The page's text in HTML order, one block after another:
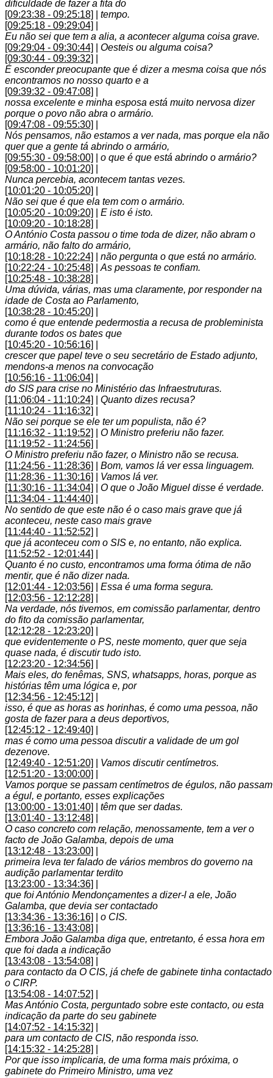
dificuldade de fazer a fita do
[09:23:38 - 09:25:18]
tempo.
[09:25:18 - 09:29:04]
Eu não sei que tem a alia, a acontecer alguma coisa grave.
[09:29:04 - 09:30:44]
Oesteis ou alguma coisa?
[09:30:44 - 09:39:32]
É esconder preocupante que é dizer a mesma coisa que nós
encontramos no nosso quarto e a
[09:39:32 - 09:47:08]
nossa excelente e minha esposa está muito nervosa dizer
porque o povo não abra o armário.
[09:47:08 - 09:55:30]
Nós pensamos, não estamos a ver nada, mas porque ela não
quer que a gente tá abrindo o armário,
[09:55:30 - 09:58:00]
o que é que está abrindo o armário?
[09:58:00 - 10:01:20]
Nunca percebia, acontecem tantas vezes.
[10:01:20 - 10:05:20]
Não sei que é que ela tem com o armário.
[10:05:20 - 10:09:20]
E isto é isto.
[10:09:20 - 10:18:28]
O António Costa passou o time toda de dizer, não abram o
armário, não falto do armário,
[10:18:28 - 10:22:24]
não pergunta o que está no armário.
[10:22:24 - 10:25:48]
As pessoas te confiam.
[10:25:48 - 10:38:28]
Uma dúvida, várias, mas uma claramente, por responder na
idade de Costa ao Parlamento,
[10:38:28 - 10:45:20]
como é que entende pedermostia a recusa de probleminista
durante todos os bates que
[10:45:20 - 10:56:16]
crescer que papel teve o seu secretário de Estado adjunto,
mendons-a menos na convocação
[10:56:16 - 11:06:04]
do SIS para crise no Ministério das Infraestruturas.
[11:06:04 - 11:10:24]
Quanto dizes recusa?
[11:10:24 - 11:16:32]
Não sei porque se ele ter um populista, não é?
[11:16:32 - 11:19:52]
O Ministro preferiu não fazer.
[11:19:52 - 11:24:56]
O Ministro preferiu não fazer, o Ministro não se recusa.
[11:24:56 - 11:28:36]
Bom, vamos lá ver essa linguagem.
[11:28:36 - 11:30:16]
Vamos lá ver.
[11:30:16 - 11:34:04]
O que o João Miguel disse é verdade.
[11:34:04 - 11:44:40]
No sentido de que este não é o caso mais grave que já
aconteceu, neste caso mais grave
[11:44:40 - 11:52:52]
que já aconteceu com o SIS e, no entanto, não explica.
[11:52:52 - 12:01:44]
Quanto é no custo, encontramos uma forma ótima de não
mentir, que é não dizer nada.
[12:01:44 - 12:03:56]
Essa é uma forma segura.
[12:03:56 - 12:12:28]
Na verdade, nós tivemos, em comissão parlamentar, dentro
do fito da comissão parlamentar,
[12:12:28 - 12:23:20]
que evidentemente o PS, neste momento, quer que seja
quase nada, é discutir tudo isto.
[12:23:20 - 12:34:56]
Mais eles, do fenêmas, SNS, whatsapps, horas, porque as
histórias têm uma lógica e, por
[12:34:56 - 12:45:12]
isso, é que as horas as horinhas, é como uma pessoa, não
gosta de fazer para a deus deportivos,
[12:45:12 - 12:49:40]
mas é como uma pessoa discutir a validade de um gol
dezenove.
[12:49:40 - 12:51:20]
Vamos discutir centímetros.
[12:51:20 - 13:00:00]
Vamos porque se passam centímetros de égulos, não passam
a égul, e portanto, esses explicações
[13:00:00 - 13:01:40]
têm que ser dadas.
[13:01:40 - 13:12:48]
O caso concreto com relação, menossamente, tem a ver o
facto de João Galamba, depois de uma
[13:12:48 - 13:23:00]
primeira leva ter falado de vários membros do governo na
audição parlamentar terdito
[13:23:00 - 13:34:36]
que foi António Mendonçamentes a dizer-l a ele, João
Galamba, que devia ser contactado
[13:34:36 - 13:36:16]
o CIS.
[13:36:16 - 13:43:08]
Embora João Galamba diga que, entretanto, é essa hora em
que foi dada a indicação
[13:43:08 - 13:54:08]
para contacto da O CIS, já chefe de gabinete tinha contactado
o CIRP.
[13:54:08 - 14:07:52]
Mas António Costa, perguntado sobre este contacto, ou esta
indicação da parte do seu gabinete
[14:07:52 - 14:15:32]
para um contacto de CIS, não responda isso.
[14:15:32 - 14:25:28]
Por que isso implicaria, de uma forma mais próxima, o
gabinete do Primeiro Ministro, uma vez